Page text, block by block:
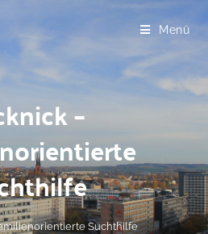
Menü
–
Suchthilfe